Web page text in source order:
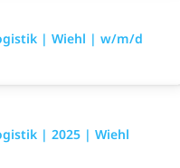
| Wiehl | w/m/d
| 2025 | Wiehl